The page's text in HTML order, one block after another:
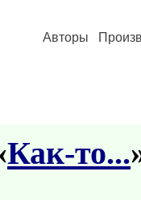
Авторы
Как-то...